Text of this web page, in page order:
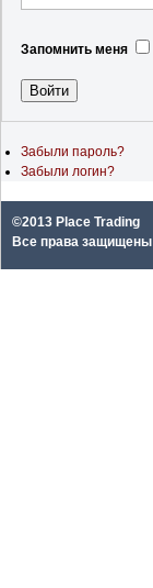
Запомнить меня
Забыли пароль?
Забыли логин?
©2013 Place Trading
Все права защищены